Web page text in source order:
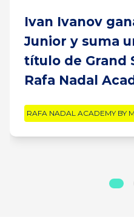
Ivan Ivanov
Junior y suma
título de Grand
Rafa Nadal
RAFA NADAL ACADEMY BY